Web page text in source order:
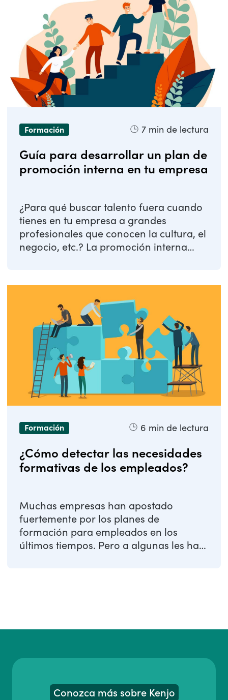
Formación 7 min de lectura
Guía para desarrollar un plan de
promoción interna en tu empresa
¿Para qué buscar talento fuera cuando
tienes en tu empresa a grandes
profesionales que conocen la cultura, el
negocio, etc.? La promoción interna
Formación 6 min de lectura
¿Cómo detectar las necesidades
formativas de los empleados?
Muchas empresas han apostado
fuertemente por los planes de
formación para empleados en los
últimos tiempos. Pero a algunas les ha
Conozca más sobre Kenjo